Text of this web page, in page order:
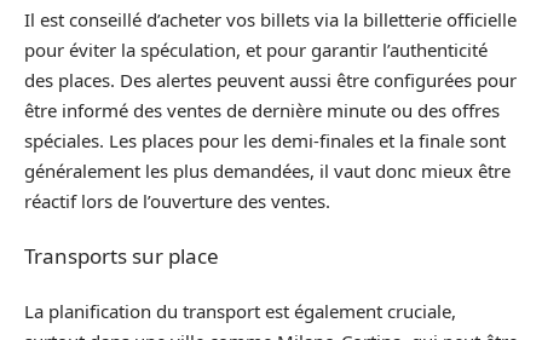
Il est conseillé d’acheter vos billets via la billetterie officielle
pour éviter la spéculation, et pour garantir l’authenticité
des places. Des alertes peuvent aussi être configurées pour
être informé des ventes de dernière minute ou des offres
spéciales. Les places pour les demi-finales et la finale sont
généralement les plus demandées, il vaut donc mieux être
réactif lors de l’ouverture des ventes.
Transports sur place
La planification du transport est également cruciale,